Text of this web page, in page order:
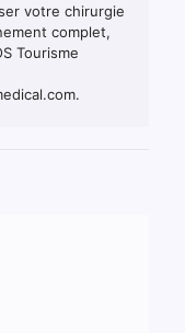
votre chirurgie
complet,
Tourisme